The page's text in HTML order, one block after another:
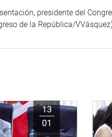
presidente del
de la República/VVásquez)
13
01